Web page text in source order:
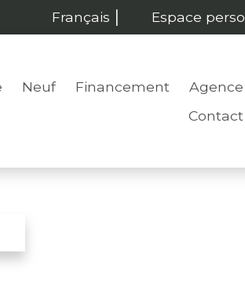
Français Espace perso
Neuf Financement
Agence
Contact